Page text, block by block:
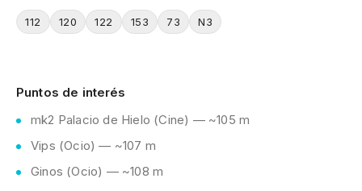
112 120 122 153 73 N3
Puntos de interés
mk2 Palacio de Hielo (Cine) — ~105 m
Vips (Ocio) — ~107 m
Ginos (Ocio) — ~108 m